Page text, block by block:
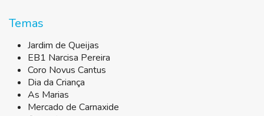
Temas
Jardim de Queijas
EB1 Narcisa Pereira
Coro Novus Cantus
Dia da Criança
As Marias
Mercado de Carnaxide